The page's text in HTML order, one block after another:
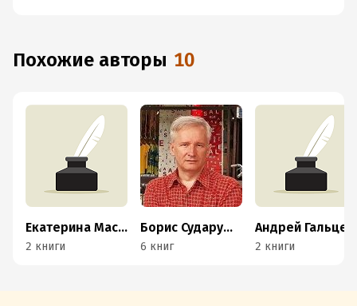
Похожие авторы 10
Екатерина Маслова
2 книги
Борис Сударушкин
6 книг
Андрей Гальцев
2 книги